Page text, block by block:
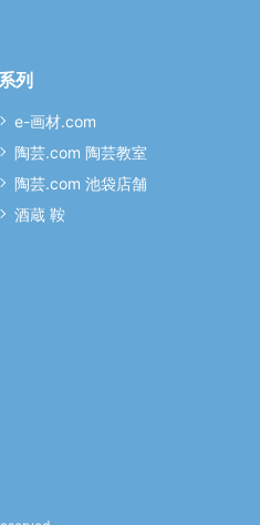
列
e-画材.com
陶芸.com 陶芸教室
陶芸.com 池袋店舗
酒蔵 鞍